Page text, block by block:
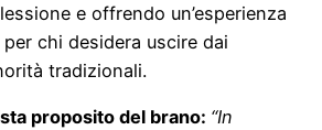
e offrendo un’esperienza
chi desidera uscire dai
tradizionali.
proposito del brano: “In